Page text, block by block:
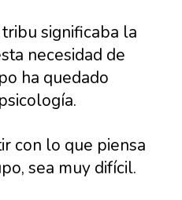
significaba la
necesidad de
ha quedado
con lo que piensa
sea muy difícil.